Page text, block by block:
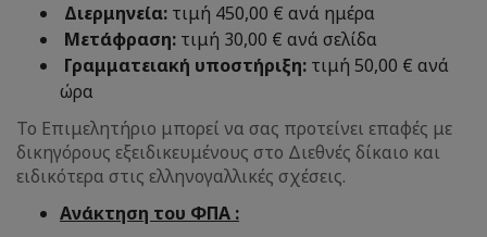
Διερμηνεία: τιμή 450,00 € ανά ημέρα
Μετάφραση: τιμή 30,00 € ανά σελίδα
Γραμματειακή υποστήριξη: τιμή 50,00 € ανά
ώρα
Το Επιμελητήριο μπορεί να σας προτείνει επαφές με
δικηγόρους εξειδικευμένους στο Διεθνές δίκαιο και
ειδικότερα στις ελληνογαλλικές σχέσεις.
Ανάκτηση του ΦΠΑ :